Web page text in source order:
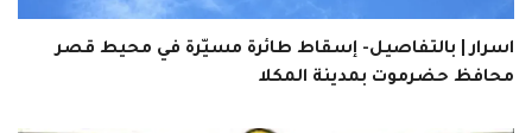
اسرار | بالتفاصيل- إسقاط طائرة مسيّرة في محيط قصر
محافظ حضرموت بمدينة المكلا